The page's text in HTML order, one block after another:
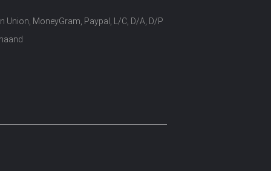
Union, MoneyGram, Paypal, L/C, D/A, D/P